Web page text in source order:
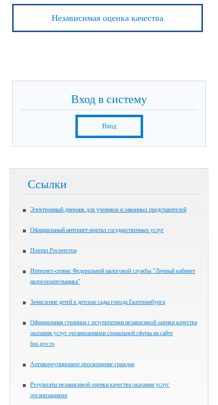
Независимая оценка качества
Вход в систему
Вход
Ссылки
Электронный дневник для учеников и законных представителей
Официальный интернет-портал государственных услуг
Портал Росреестра
Интернет-сервис Федеральной налоговой службы "Личный кабинет
налогоплательщика"
Зачисление детей в детские сады города Екатеринбурга
Официальная страница с результатами независимой оценки качества
оказания услуг организациями социальной сферы на сайте
bus.gov.ru
Антикоррупционное просвещение граждан
Результаты независимой оценки качества оказания услуг
организациями